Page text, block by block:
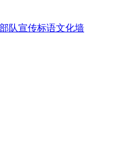
队宣传标语文化墙